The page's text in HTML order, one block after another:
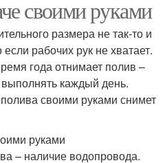
своими руками
размера не так-то и
рабочих рук не хватает.
года отнимает полив –
каждый день.
своими руками снимет
руками
– наличие водопровода.